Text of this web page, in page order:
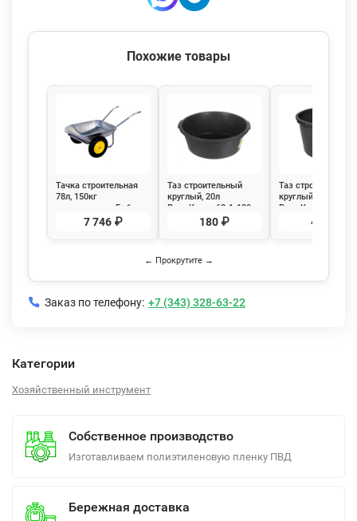
Похожие товары
Тачка строительная
78л, 150кг
двухколесная Бибер
99404n7 746 ₽
Таз строительный
круглый, 20л
РемоКолор 62-1-120
180 ₽
Таз строительный
круглый, 65л
РемоКолор 62-1-
476 ₽
← Прокрутите →
Заказ по телефону: +7 (343) 328-63-22
Категории
Хозяйственный инструмент
Собственное производство
Изготавливаем полиэтиленовую пленку ПВД
Бережная доставка